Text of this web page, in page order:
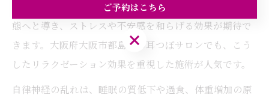
けるつぼを刺激することで、緊張状態からリラックス状
態へと導き、ストレスや不安感を和らげる効果が期待で
きます。大阪府大阪市都島区の耳つぼサロンでも、こう
したリラクゼーション効果を重視した施術が人気です。
自律神経の乱れは、睡眠の質低下や過食、体重増加の原
ご予約はこちら
ご予約はこちら